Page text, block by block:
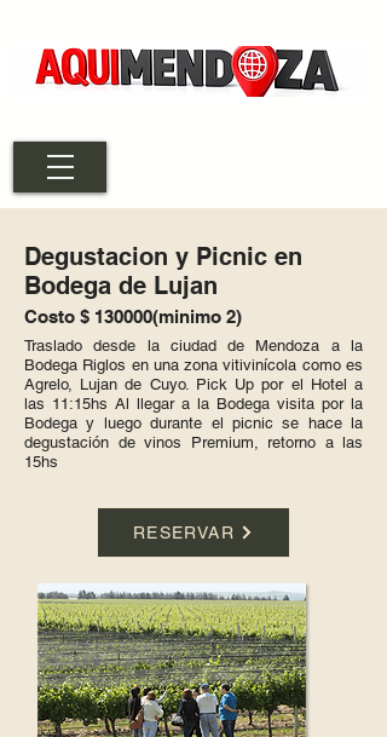
Degustacion y Picnic en
Bodega de Lujan
Costo $ 130000(minimo 2)
Traslado desde la ciudad de Mendoza a la
Bodega Riglos en una zona vitivinícola como es
Agrelo, Lujan de Cuyo. Pick Up por el Hotel a
las 11:15hs Al llegar a la Bodega visita por la
Bodega y luego durante el picnic se hace la
degustación de vinos Premium, retorno a las
15hs
RESERVAR